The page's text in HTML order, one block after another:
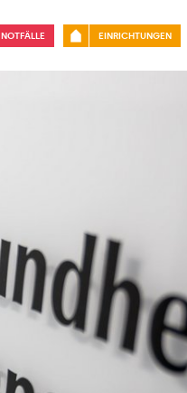
NOTFÄLLE EINRICHTUNGEN